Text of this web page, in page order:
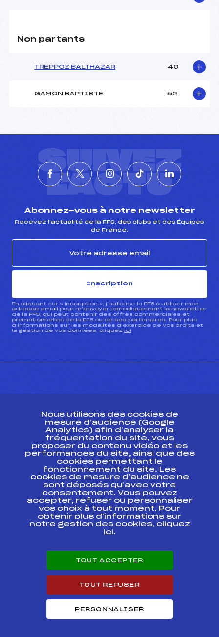
Non partants
TREPPOZ BALTHAZAR 40
GAMON BAPTISTE 52
SUIVEZ
L'ACTU
Abonnez-vous à notre newsletter
Recevez l’actualité de la FFS, des clubs et des Équipes
de France.
Inscription
En cliquant sur « inscription », j’autorise la FFS à utiliser mon
adresse email pour m’envoyer périodiquement la newsletter
de la FFS, qui peut contenir des offres commerciales et
promotionnelles de la FFS ou de ses partenaires. Pour plus
d’informations sur les modalités d’exercice de vos droits et
la gestion de vos données, cliquez ici
Ressources
Pass’Neige
Projet sportif fédéral
Projet de performance fédéral
Antidopage
Pôle Développement, Formation, Suivi
Scientifique
Listes ministérielles
Pôle vie de l’athlète
Enseignement professionnel
Carrières
Nous utilisons des cookies de
mesure d’audience (Google
Analytics) afin d’analyser la
fréquentation du site, vous
proposer du contenu vidéo et les
performances du site, ainsi que des
cookies permettant le
fonctionnement du site. Les
cookies de mesure d’audience ne
sont déposés qu’avec votre
consentement. Vous pouvez
accepter, refuser ou personnaliser
vos choix à tout moment. Pour
obtenir plus d'informations sur
notre gestion des cookies, cliquez
ici.
TOUT ACCEPTER
TOUT REFUSER
PERSONNALISER